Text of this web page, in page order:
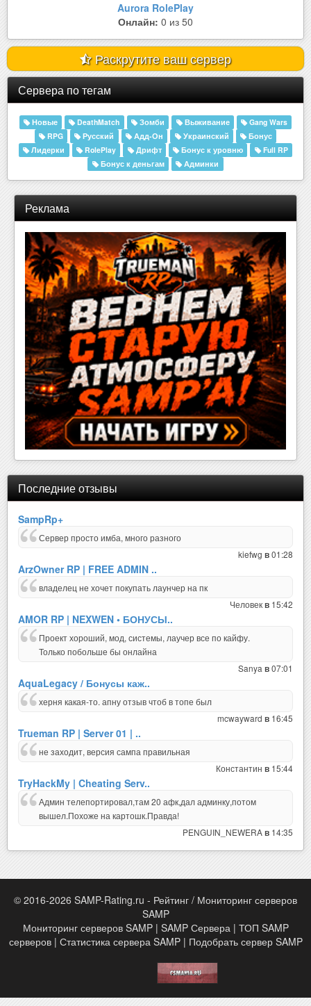
Aurora RolePlay
Онлайн: 0 из 50
Раскрутите ваш сервер
Сервера по тегам
Новые DeathMatch Зомби Выживание
Gang Wars
RPG
Русский Адд-Он Украинский
Бонус
Лидерки
RolePlay Дрифт Бонус к уровню
Full RP
Бонус к деньгам
Админки
Реклама
Последние отзывы
SampRp+
Сервер просто имба, много разного
kiefwg в01:28
ArzOwner RP | FREE ADMIN ..
владелец не хочет покупать лаунчер на пк
Человекв 15:42
AMOR RP | NEXWEN • БОНУСЫ..
Проект хороший, мод, системы, лаучер все по кайфу.
Только побольше бы онлайна
Sanya в07:01
AquaLegacy / Бонусы каж..
херня какая-то. апну отзыв чтоб в топе был
mcwayward в 16:45
Trueman RP | Server 01 | ..
не заходит, версия сампа правильная
Константин в 15:44
TryHackMy | Cheating Serv..
Админ телепортировал,там 20 афк,дал админку,потом
вышел.Похоже на картошк.Правда!
PENGUIN_NEWERAв 14:35
© 2016-2026 SAMP-Rating.ru - Рейтинг / Мониторинг серверов
SAMP
Мониторинг серверов SAMP | SAMP Сервера | ТОП SAMP
серверов | Статистика сервера SAMP | Подобрать сервер SAMP